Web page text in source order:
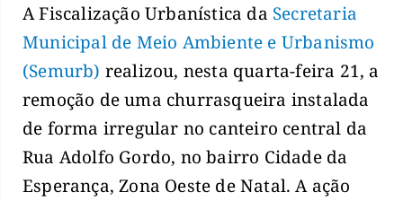
A Fiscalização Urbanística da Secretaria
Municipal de Meio Ambiente e Urbanismo
(Semurb) realizou, nesta quarta-feira 21, a
remoção de uma churrasqueira instalada
de forma irregular no canteiro central da
Rua Adolfo Gordo, no bairro Cidade da
Esperança, Zona Oeste de Natal. A ação